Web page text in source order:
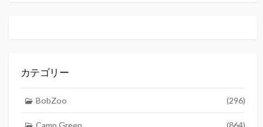
カテゴリー
BobZoo (296)
Camp Green (864)